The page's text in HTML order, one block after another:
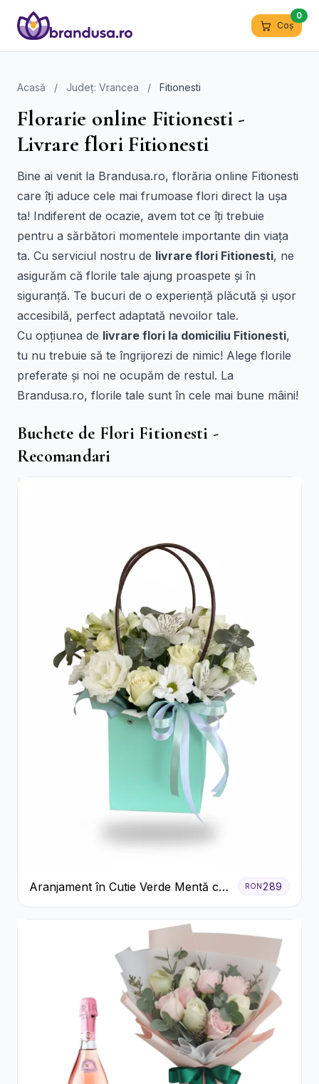
Coș
0
Acasă / Județ: Vrancea / Fitionesti
Florarie online Fitionesti -
Livrare flori Fitionesti
Bine ai venit la Brandusa.ro, florăria online Fitionesti
care îți aduce cele mai frumoase flori direct la ușa
ta! Indiferent de ocazie, avem tot ce îți trebuie
pentru a sărbători momentele importante din viața
ta. Cu serviciul nostru de livrare flori Fitionesti, ne
asigurăm că florile tale ajung proaspete și în
siguranță. Te bucuri de o experiență plăcută și ușor
accesibilă, perfect adaptată nevoilor tale.
Cu opțiunea de livrare flori la domiciliu Fitionesti,
tu nu trebuie să te îngrijorezi de nimic! Alege florile
preferate și noi ne ocupăm de restul. La
Brandusa.ro, florile tale sunt în cele mai bune mâini!
Buchete de Flori Fitionesti -
Recomandari
Aranjament în Cutie Verde Mentă cu
Trandafiri și Alstroemeria
RON289